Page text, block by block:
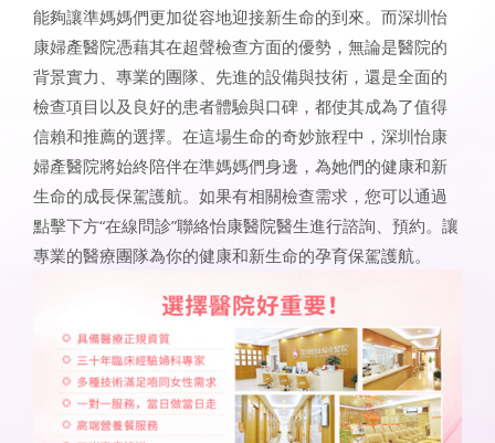
能夠讓準媽媽們更加從容地迎接新生命的到來。而深圳怡
康婦產醫院憑藉其在超聲檢查方面的優勢，無論是醫院的
背景實力、專業的團隊、先進的設備與技術，還是全面的
檢查項目以及良好的患者體驗與口碑，都使其成為了值得
信賴和推薦的選擇。在這場生命的奇妙旅程中，深圳怡康
婦產醫院將始終陪伴在準媽媽們身邊，為她們的健康和新
生命的成長保駕護航。如果有相關檢查需求，您可以通過
點擊下方“在線問診”聯絡怡康醫院醫生進行諮詢、預約。讓
專業的醫療團隊為你的健康和新生命的孕育保駕護航。